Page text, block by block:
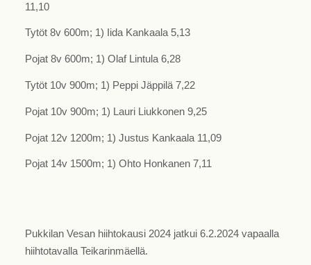
11,10
Tytöt 8v 600m; 1) Iida Kankaala 5,13
Pojat 8v 600m; 1) Olaf Lintula 6,28
Tytöt 10v 900m; 1) Peppi Jäppilä 7,22
Pojat 10v 900m; 1) Lauri Liukkonen 9,25
Pojat 12v 1200m; 1) Justus Kankaala 11,09
Pojat 14v 1500m; 1) Ohto Honkanen 7,11
Pukkilan Vesan hiihtokausi 2024 jatkui 6.2.2024 vapaalla
hiihtotavalla Teikarinmäellä.